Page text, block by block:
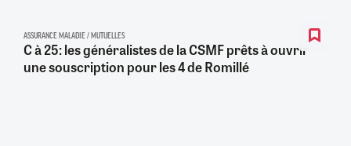
ASSURANCE MALADIE / MUTUELLES
C à 25: les généralistes de la CSMF prêts à ouvrir
une souscription pour les 4 de Romillé